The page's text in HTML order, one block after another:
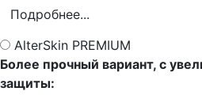
Подробнее...
AlterSkin PREMIUM
Более прочный вариант, с
защиты: